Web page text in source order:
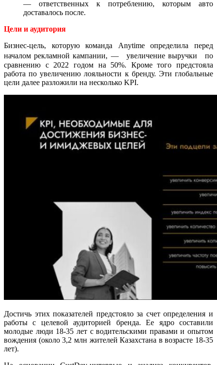
— ответственных к потреблению, которым авто
доставалось после.
Цели и аудитория
Бизнес-цель, которую команда Anytime определила перед
началом рекламной кампании, — увеличение выручки по
сравнению с 2022 годом на 50%. Кроме того предстояла
работа по увеличению лояльности к бренду. Эти глобальные
цели далее разложили на несколько KPI.
Достичь этих показателей предстояло за счет определения и
работы с целевой аудиторией бренда. Ее ядро составили
молодые люди 18-35 лет с водительскими правами и опытом
вождения (около 3,2 млн жителей Казахстана в возрасте 18-35
лет).